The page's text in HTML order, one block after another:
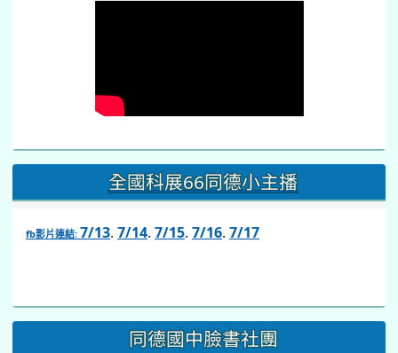
全國科展66同德小主播
fb影片連結: 7/13. 7/14. 7/15. 7/16. 7/17
https://www.facebook.com/share/v/1BsLSkstia/
同德國中臉書社團